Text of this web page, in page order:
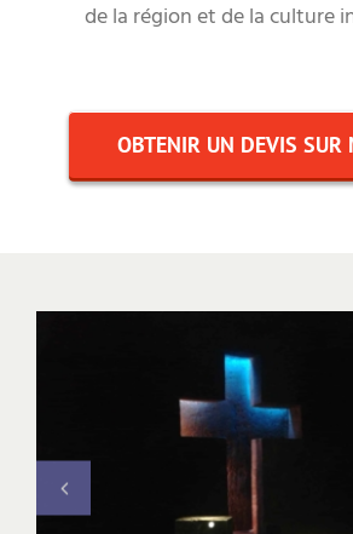
de la région et de la culture
OBTENIR UN DEVIS SUR